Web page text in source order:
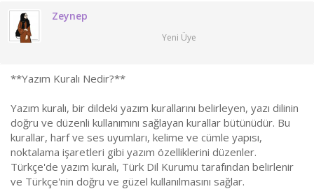
u
b
a
ş
t
n
g
r
h
i
Zeynep
Yeni Üye
**Yazım Kuralı Nedir?**
Yazım kuralı, bir dildeki yazım kurallarını belirleyen, yazı dilinin
doğru ve düzenli kullanımını sağlayan kurallar bütünüdür. Bu
kurallar, harf ve ses uyumları, kelime ve cümle yapısı,
noktalama işaretleri gibi yazım özelliklerini düzenler.
Türkçe'de yazım kuralı, Türk Dil Kurumu tarafından belirlenir
ve Türkçe'nin doğru ve güzel kullanılmasını sağlar.